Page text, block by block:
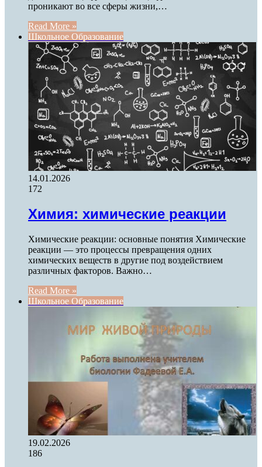
проникают во все сферы жизни,…
Read More »
Школьное Образование
14.01.2026
172
Химия: химические реакции
Химические реакции: основные понятия Химические
реакции — это процессы превращения одних
химических веществ в другие под воздействием
различных факторов. Важно…
Read More »
Школьное Образование
19.02.2026
186